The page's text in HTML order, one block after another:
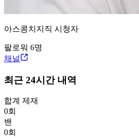
아스콩치지직 시청자
팔로워 6명
채널
최근 24시간 내역
합계 제재
0회
밴
0회